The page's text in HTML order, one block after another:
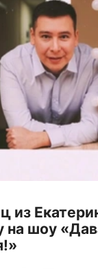
из
на шоу